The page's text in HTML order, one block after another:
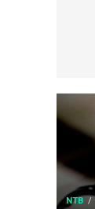
NTB